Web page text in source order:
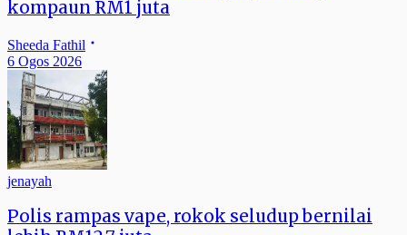
kompaun RM1 juta
Sheeda Fathil
6 Ogos 2026
jenayah
Polis rampas vape, rokok seludup bernilai